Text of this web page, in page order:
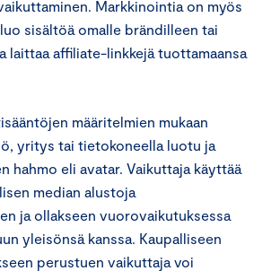
Markkinointia on myös
sisältöä omalle brändilleen tai
laittaa affiliate-linkkejä tuottamaansa
määritelmien mukaan
yritys tai tietokoneella luotu ja
hahmo eli avatar. Vaikuttaja käyttää
median alustoja
ja ollakseen vuorovaikutuksessa
yleisönsä kanssa. Kaupalliseen
perustuen vaikuttaja voi